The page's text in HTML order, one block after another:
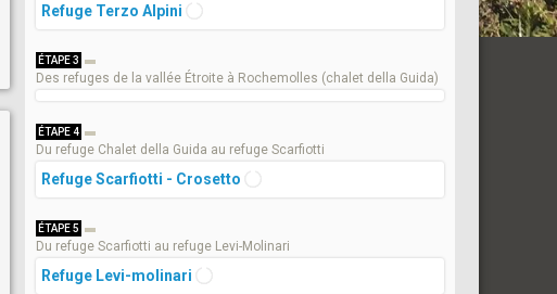
Refuge Terzo Alpini
ÉTAPE 3
Des refuges de la vallée Étroite à Rochemolles (chalet della Guida)
ÉTAPE 4
Du refuge Chalet della Guida au refuge Scarfiotti
Refuge Scarfiotti - Crosetto
ÉTAPE 5
Du refuge Scarfiotti au refuge Levi-Molinari
Refuge Levi-molinari